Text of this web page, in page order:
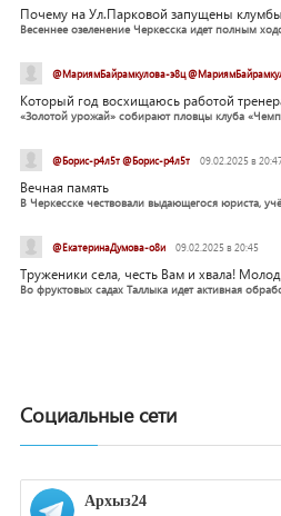
Почему на Ул.Парковой запущены
Весеннее озеленение Черкесска идет полным
@МариямБайрамкулова-э8ц
Который год восхищаюсь работой
«Золотой урожай» собирают пловцы клуба
@Борис-р4л5т @Борис-р4л5т 09.02.2025 в
Вечная память
В Черкесске чествовали выдающегося юриста,
@ЕкатеринаДумова-о8и 09.02.2025 в 20:45
Труженики села, честь Вам и хвала!
Во фруктовых садах Таллыка идет активная
Социальные сети